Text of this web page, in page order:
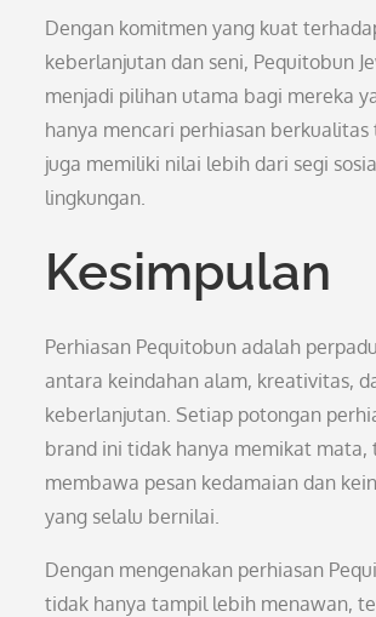
Dengan komitmen yang kuat
keberlanjutan dan seni, Pequitobun
menjadi pilihan utama bagi mereka
hanya mencari perhiasan
juga memiliki nilai lebih dari segi
lingkungan.
Kesimpulan
Perhiasan Pequitobun adalah
antara keindahan alam, kreativitas,
keberlanjutan. Setiap potongan
brand ini tidak hanya memikat mata,
membawa pesan kedamaian dan
yang selalu bernilai.
Dengan mengenakan perhiasan
tidak hanya tampil lebih menawan,